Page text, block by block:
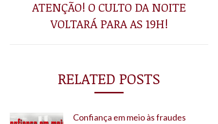
Próximo
post:
ATENÇÃO! O CULTO DA NOITE
VOLTARÁ PARA AS 19H!
RELATED POSTS
Confiança em meio às fraudes